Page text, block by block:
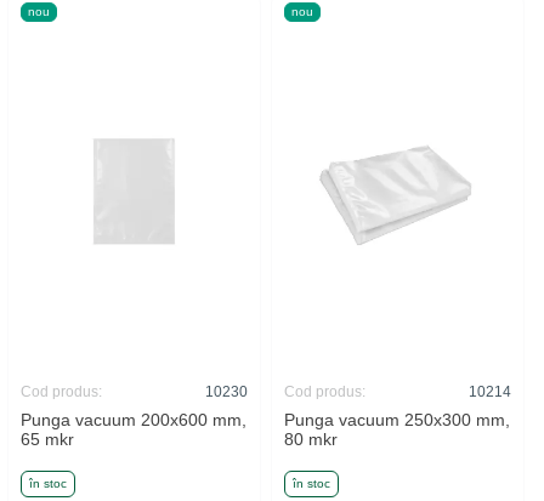
nou
în stoc
Punga vacuum 200x600 mm,
65 mkr
Cod produs: 10230
nou
în stoc
Punga vacuum 250x300 mm,
80 mkr
Cod produs: 10214